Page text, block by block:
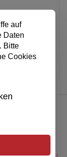
Verfügbar
merken
mag auf viele
anders.
klare
auf
Daten
Bitte
Cookies